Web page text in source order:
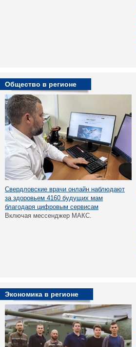
Общество в регионе
Свердловские врачи онлайн наблюдают
за здоровьем 4160 будущих мам
благодаря цифровым сервисам
Включая мессенджер МАКС.
Экономика в регионе